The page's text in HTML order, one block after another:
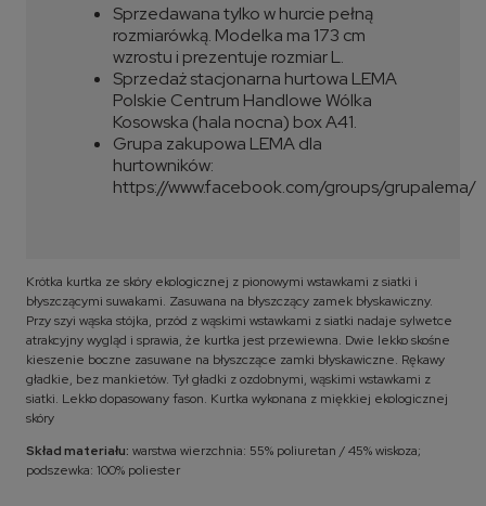
Sprzedawana tylko w hurcie pełną
rozmiarówką. Modelka ma 173 cm
wzrostu i prezentuje rozmiar L.
Sprzedaż stacjonarna hurtowa LEMA
Polskie Centrum Handlowe Wólka
Kosowska (hala nocna) box A41.
Grupa zakupowa LEMA dla
hurtowników:
https://www.facebook.com/groups/grupalema/
Krótka kurtka ze skóry ekologicznej z pionowymi wstawkami z siatki i
błyszczącymi suwakami. Zasuwana na błyszczący zamek błyskawiczny.
Przy szyi wąska stójka, przód z wąskimi wstawkami z siatki nadaje sylwetce
atrakcyjny wygląd i sprawia, że kurtka jest przewiewna. Dwie lekko skośne
kieszenie boczne zasuwane na błyszczące zamki błyskawiczne. Rękawy
gładkie, bez mankietów. Tył gładki z ozdobnymi, wąskimi wstawkami z
siatki. Lekko dopasowany fason. Kurtka wykonana z miękkiej ekologicznej
skóry
Skład materiału: warstwa wierzchnia: 55% poliuretan / 45% wiskoza;
podszewka: 100% poliester